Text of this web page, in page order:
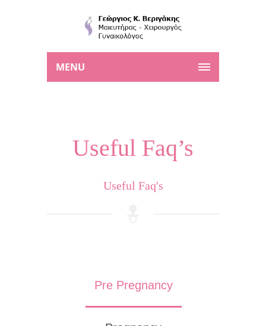
MENU
Useful Faq’s
Useful Faq's
Pre Pregnancy